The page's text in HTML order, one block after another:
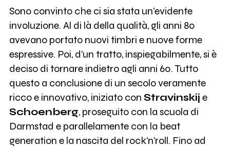
Sono convinto che ci sia stata un'evidente
involuzione. Al di là della qualità, gli anni 80
avevano portato nuovi timbri e nuove forme
espressive. Poi, d'un tratto, inspiegabilmente, si è
deciso di tornare indietro agli anni 60. Tutto
questo a conclusione di un secolo veramente
ricco e innovativo, iniziato con Stravinskij e
Schoenberg, proseguito con la scuola di
Darmstad e parallelamente con la beat
generation e la nascita del rock'n'roll. Fino ad